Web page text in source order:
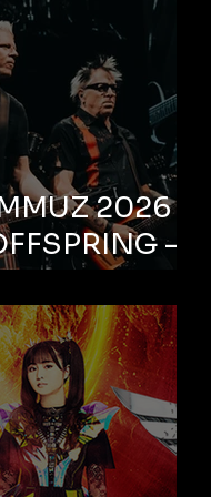
2026 –
–
Life Park